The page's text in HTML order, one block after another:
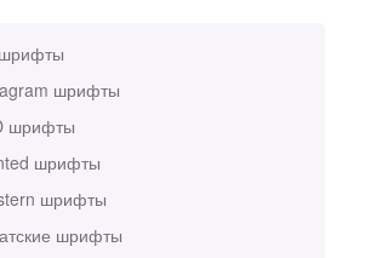
шрифты
шрифты
шрифты
шрифты
шрифты